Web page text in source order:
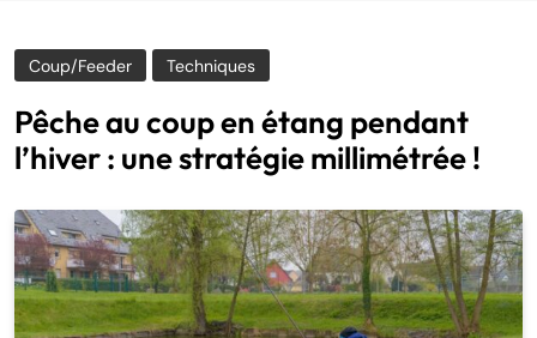
Coup/Feeder Techniques
Pêche au coup en étang pendant
l’hiver : une stratégie millimétrée !